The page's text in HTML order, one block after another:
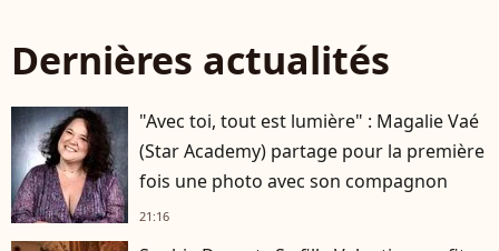
Dernières actualités
"Avec toi, tout est lumière" : Magalie Vaé
(Star Academy) partage pour la première
fois une photo avec son compagnon
21:16